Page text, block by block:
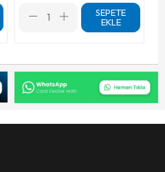
SEPETE
EKLE